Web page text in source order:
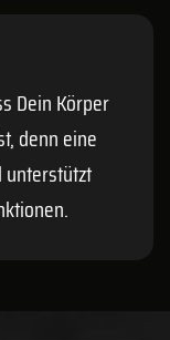
Dein Körper
denn eine